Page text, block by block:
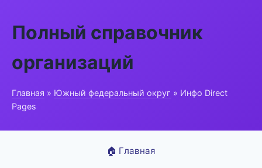
Полный справочник
организаций
Главная » Южный федеральный округ » Инфо Direct
Pages
🏠 Главная